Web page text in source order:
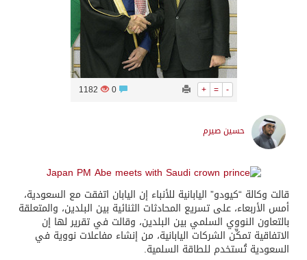
+ = -
0
1182
حسين صيرم
قالت وكالة “كيودو” اليابانية للأنباء إن اليابان اتفقت مع السعودية،
أمس الأربعاء، على تسريع المحادثات الثنائية بين البلدين، والمتعلقة
بالتعاون النووي السلمي بين البلدين، وقالت في تقرير لها إن
الاتفاقية تمكِّن الشركات اليابانية، من إنشاء مفاعلات نووية في
السعودية تُستخدم للطاقة السلمية.